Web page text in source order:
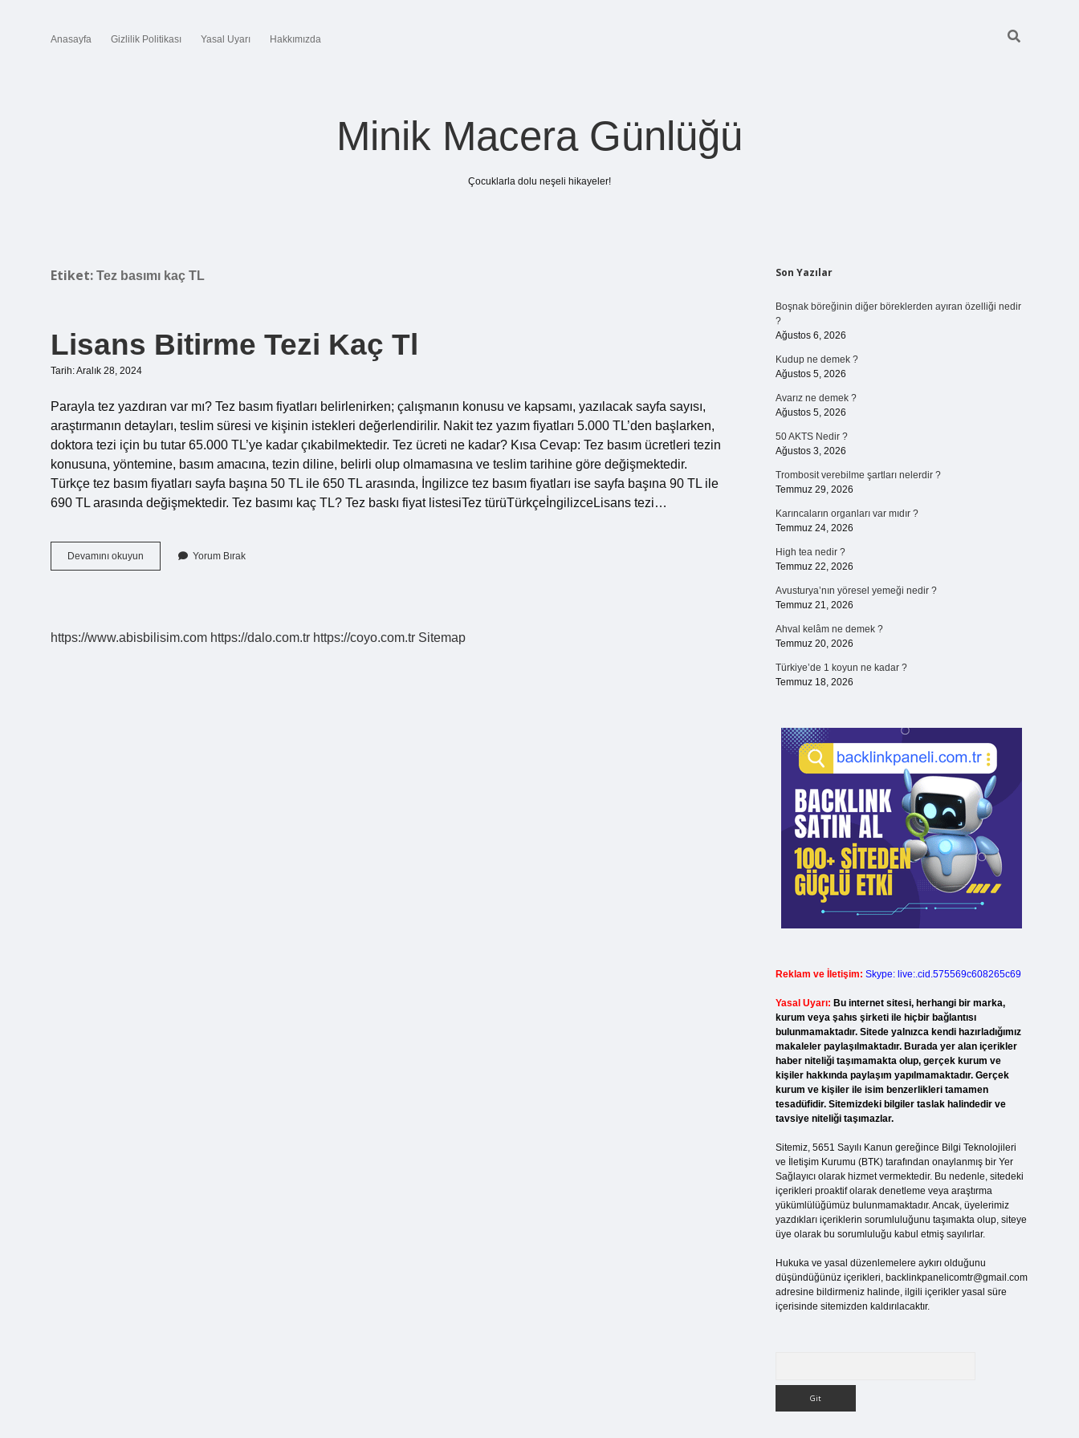
Anasayfa Gizlilik Politikası Yasal Uyarı Hakkımızda
Minik Macera Günlüğü
Çocuklarla dolu neşeli hikayeler!
Etiket: Tez basımı kaç TL
Lisans Bitirme Tezi Kaç Tl
Tarih: Aralık 28, 2024
Parayla tez yazdıran var mı? Tez basım fiyatları belirlenirken; çalışmanın konusu ve kapsamı, yazılacak sayfa sayısı,
araştırmanın detayları, teslim süresi ve kişinin istekleri değerlendirilir. Nakit tez yazım fiyatları 5.000 TL’den başlarken,
doktora tezi için bu tutar 65.000 TL’ye kadar çıkabilmektedir. Tez ücreti ne kadar? Kısa Cevap: Tez basım ücretleri tezin
konusuna, yöntemine, basım amacına, tezin diline, belirli olup olmamasına ve teslim tarihine göre değişmektedir.
Türkçe tez basım fiyatları sayfa başına 50 TL ile 650 TL arasında, İngilizce tez basım fiyatları ise sayfa başına 90 TL ile
690 TL arasında değişmektedir. Tez basımı kaç TL? Tez baskı fiyat listesiTez türüTürkçeİngilizceLisans tezi…
Devamını okuyun
Bitirme
Yorum Bırak
https://www.abisbilisim.com https://dalo.com.tr https://coyo.com.tr Sitemap
Sidebar
Son Yazılar
Boşnak böreğinin diğer böreklerden ayıran özelliği nedir
?
Ağustos 6, 2026
Kudup ne demek ?
Ağustos 5, 2026
Avarız ne demek ?
Ağustos 5, 2026
50 AKTS Nedir ?
Ağustos 3, 2026
Trombosit verebilme şartları nelerdir ?
Temmuz 29, 2026
Karıncaların organları var mıdır ?
Temmuz 24, 2026
High tea nedir ?
Temmuz 22, 2026
Avusturya’nın yöresel yemeği nedir ?
Temmuz 21, 2026
Ahval kelâm ne demek ?
Temmuz 20, 2026
Türkiye’de 1 koyun ne kadar ?
Temmuz 18, 2026
Reklam ve İletişim: Skype: live:.cid.575569c608265c69
Yasal Uyarı: Bu internet sitesi, herhangi bir marka,
kurum veya şahıs şirketi ile hiçbir bağlantısı
bulunmamaktadır. Sitede yalnızca kendi hazırladığımız
makaleler paylaşılmaktadır. Burada yer alan içerikler
haber niteliği taşımamakta olup, gerçek kurum ve
kişiler hakkında paylaşım yapılmamaktadır. Gerçek
kurum ve kişiler ile isim benzerlikleri tamamen
tesadüfidir. Sitemizdeki bilgiler taslak halindedir ve
tavsiye niteliği taşımazlar.
Sitemiz, 5651 Sayılı Kanun gereğince Bilgi Teknolojileri
ve İletişim Kurumu (BTK) tarafından onaylanmış bir Yer
Sağlayıcı olarak hizmet vermektedir. Bu nedenle, sitedeki
içerikleri proaktif olarak denetleme veya araştırma
yükümlülüğümüz bulunmamaktadır. Ancak, üyelerimiz
yazdıkları içeriklerin sorumluluğunu taşımakta olup, siteye
üye olarak bu sorumluluğu kabul etmiş sayılırlar.
Hukuka ve yasal düzenlemelere aykırı olduğunu
düşündüğünüz içerikleri, backlinkpanelicomtr@gmail.com
adresine bildirmeniz halinde, ilgili içerikler yasal süre
içerisinde sitemizden kaldırılacaktır.